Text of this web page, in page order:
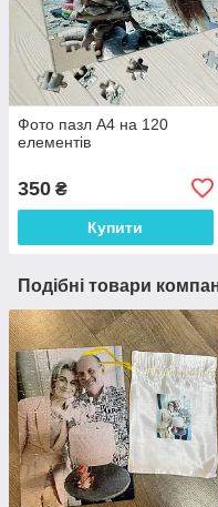
Фото пазл А4 на 120
елементів
350 ₴
Купити
Подібні товари